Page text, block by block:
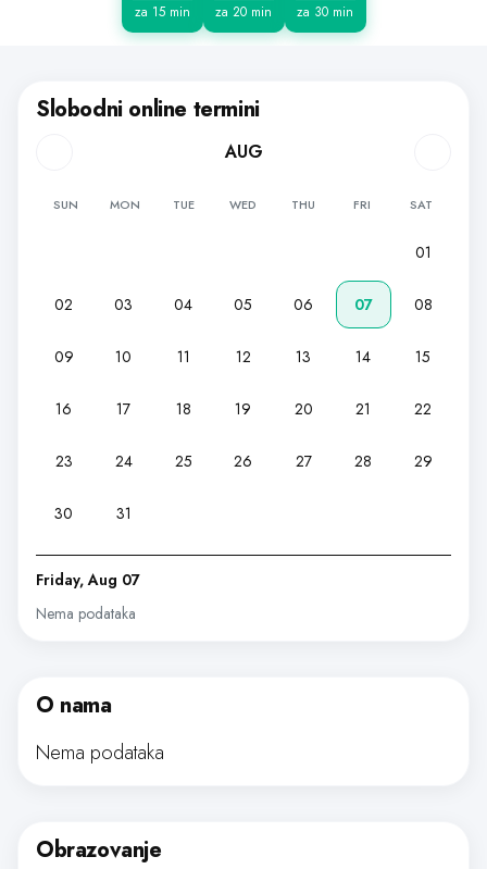
za 15 min za 20 min za 30 min
Slobodni online termini
AUG
SUN MON TUE WED THU FRI SAT
01
02 03 04 05 06 07 08
09 10 11 12 13 14 15
16 17 18 19 20 21 22
23 24 25 26 27 28 29
30 31
Friday, Aug 07
Nema podataka
O nama
Nema podataka
Obrazovanje